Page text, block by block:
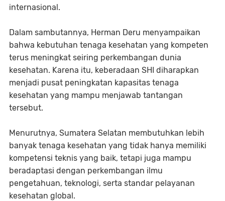
internasional.
Dalam sambutannya, Herman Deru menyampaikan
bahwa kebutuhan tenaga kesehatan yang kompeten
terus meningkat seiring perkembangan dunia
kesehatan. Karena itu, keberadaan SHI diharapkan
menjadi pusat peningkatan kapasitas tenaga
kesehatan yang mampu menjawab tantangan
tersebut.
Menurutnya, Sumatera Selatan membutuhkan lebih
banyak tenaga kesehatan yang tidak hanya memiliki
kompetensi teknis yang baik, tetapi juga mampu
beradaptasi dengan perkembangan ilmu
pengetahuan, teknologi, serta standar pelayanan
kesehatan global.